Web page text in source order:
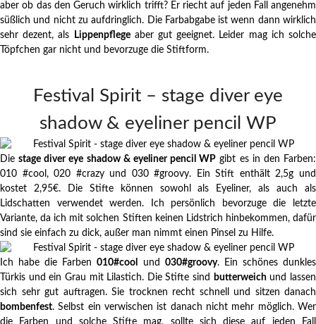
aber ob das den Geruch wirklich trifft? Er riecht auf jeden Fall angenehm
süßlich und nicht zu aufdringlich. Die Farbabgabe ist wenn dann wirklich
sehr dezent, als
Lippenpflegeaber gut geeignet. Leider mag ich solche
Töpfchen gar nicht und bevorzuge die Stiftform.
Festival Spirit – stage diver eye
shadow & eyeliner pencil WP
Diestage diver eye shadow & eyeliner pencil WP gibt es in den Farben:
010 #cool, 020 #crazy und 030 #groovy. Ein Stift enthält 2,5g und
kostet 2,95€. Die Stifte können sowohl als Eyeliner, als auch als
Lidschatten verwendet werden. Ich persönlich bevorzuge die letzte
Variante, da ich mit solchen Stiften keinen Lidstrich hinbekommen, dafür
sind sie einfach zu dick, außer man nimmt einen Pinsel zu Hilfe.
Ich habe die Farben010#cool und 030#groovy. Ein schönes dunkles
Türkis und ein Grau mit Lilastich. Die Stifte sind
butterweichund lassen
sich sehr gut auftragen. Sie trocknen recht schnell und sitzen danach
bombenfest. Selbst ein verwischen ist danach nicht mehr möglich. Wer
die Farben und solche Stifte mag, sollte sich diese auf jeden Fall